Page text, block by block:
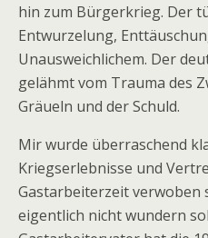
hin zum Bürgerkrieg. Der
Entwurzelung,
Unausweichlichem. Der
gelähmt vom Trauma des
Gräueln und der Schuld.
Mir wurde überraschend
Kriegserlebnisse und
Gastarbeiterzeit verwoben
eigentlich nicht wundern